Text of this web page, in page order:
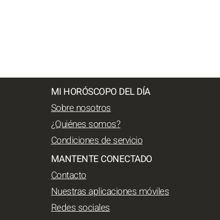
MI HORÓSCOPO DEL DÍA
Sobre nosotros
¿Quiénes somos?
Condiciones de servicio
MANTENTE CONECTADO
Contacto
Nuestras aplicaciones móviles
Redes sociales